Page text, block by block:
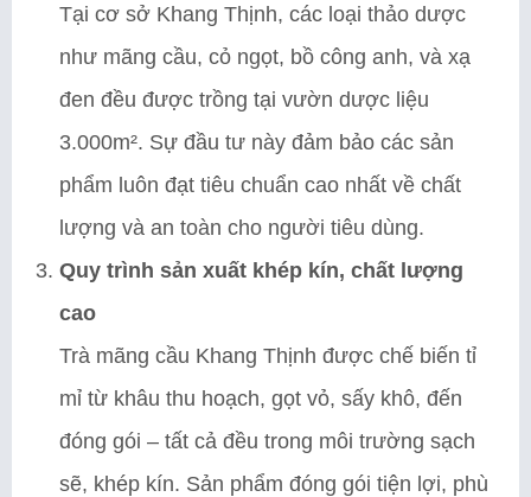
Tại cơ sở Khang Thịnh, các loại thảo dược
như mãng cầu, cỏ ngọt, bồ công anh, và xạ
đen đều được trồng tại vườn dược liệu
3.000m². Sự đầu tư này đảm bảo các sản
phẩm luôn đạt tiêu chuẩn cao nhất về chất
lượng và an toàn cho người tiêu dùng.
Quy trình sản xuất khép kín, chất lượng
cao
Trà mãng cầu Khang Thịnh được chế biến tỉ
mỉ từ khâu thu hoạch, gọt vỏ, sấy khô, đến
đóng gói – tất cả đều trong môi trường sạch
sẽ, khép kín. Sản phẩm đóng gói tiện lợi, phù